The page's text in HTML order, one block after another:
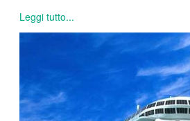
Leggi tutto...